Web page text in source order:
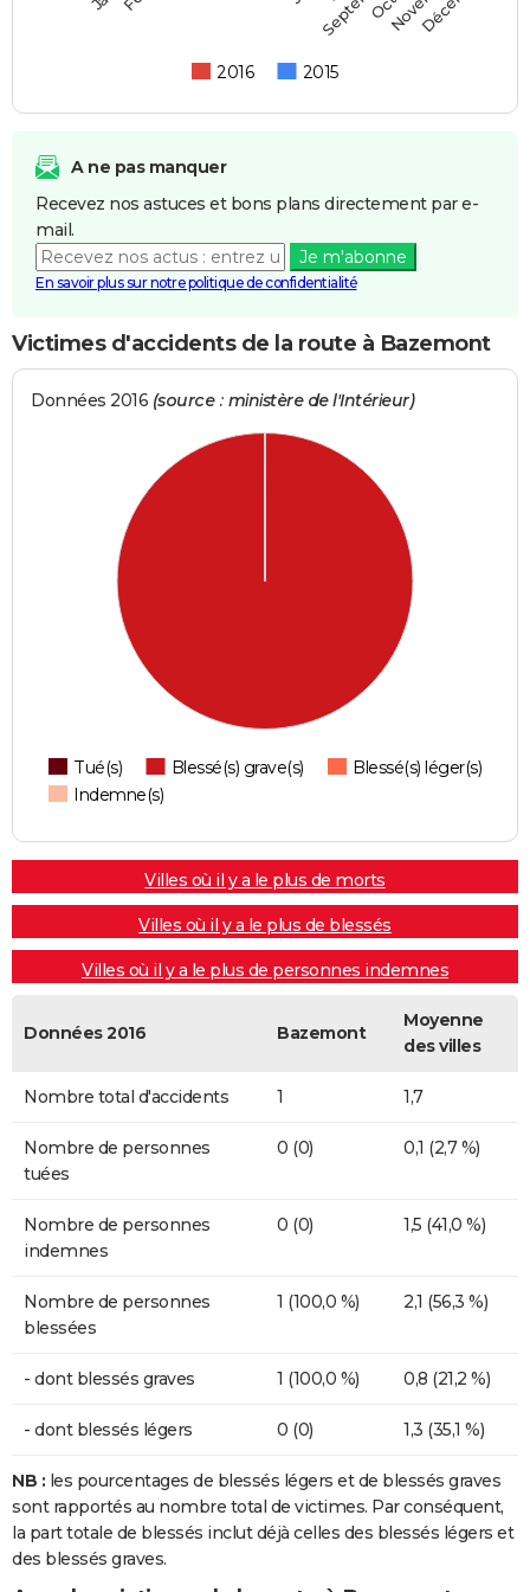
2016 2015
A ne pas manquer
Recevez nos astuces et bons plans directement par e-
mail.
Je m'abonne
En savoir plus sur notre politique de confidentialité
Victimes d'accidents de la route à Bazemont
Données 2016 (source : ministère de l'Intérieur)
Tué(s) Blessé(s) grave(s)
Blessé(s) léger(s)
Indemne(s)
Villes où il y a le plus de morts
Villes où il y a le plus de blessés
Villes où il y a le plus de personnes indemnes
Données 2016 Bazemont
Moyenne
des villes
Nombre total d'accidents 1 1,7
Nombre de personnes
tuées
0 (0) 0,1 (2,7 %)
Nombre de personnes
indemnes
0 (0) 1,5 (41,0 %)
Nombre de personnes
blessées
1 (100,0 %) 2,1 (56,3 %)
- dont blessés graves 1 (100,0 %) 0,8 (21,2 %)
- dont blessés légers 0 (0) 1,3 (35,1 %)
NB : les pourcentages de blessés légers et de blessés graves
sont rapportés au nombre total de victimes. Par conséquent,
la part totale de blessés inclut déjà celles des blessés légers et
des blessés graves.